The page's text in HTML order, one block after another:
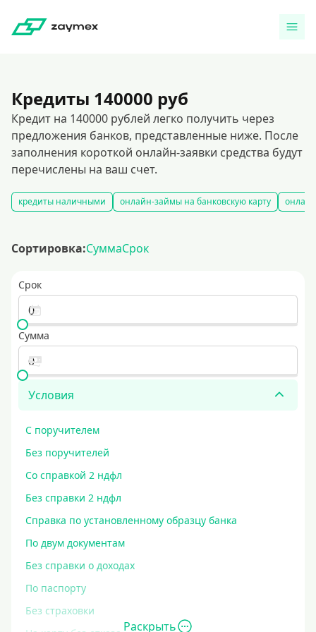
Кредиты 140000 руб
Кредит на 140000 рублей легко получить через
предложения банков, представленные ниже. После
заполнения короткой онлайн-заявки средства будут
перечислены на ваш счет.
кредиты наличными онлайн-займы на банковскую карту
Сортировка:СуммаСрок
Срок
Сумма
Условия
С поручителем
Без поручителей
Со справкой 2 ндфл
Без справки 2 ндфл
Справка по установленному образцу банка
По двум документам
Без справки о доходах
По паспорту
Без страховки
Раскрыть